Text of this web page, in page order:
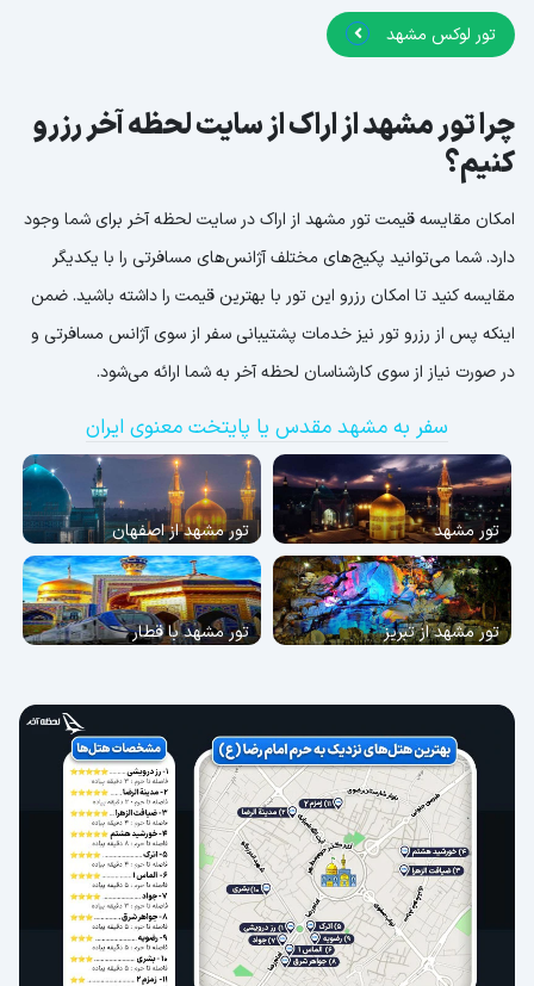
تور لوکس مشهد
چرا تور مشهد از اراک از سایت لحظه آخر رزرو
کنیم؟
امکان مقایسه قیمت تور مشهد از اراک در سایت لحظه آخر برای شما وجود
دارد. شما می‌توانید پکیج‌های مختلف آژانس‌های مسافرتی را با یکدیگر
مقایسه کنید تا امکان رزرو این تور با بهترین قیمت را داشته باشید. ضمن
اینکه پس از رزرو تور نیز خدمات پشتیبانی سفر از سوی آژانس مسافرتی و
در صورت نیاز از سوی کارشناسان لحظه آخر به شما ارائه می‌شود.
سفر به مشهد مقدس یا پایتخت معنوی ایران
تور مشهد تور مشهد از اصفهان
تور مشهد از تبریز تور مشهد با قطار